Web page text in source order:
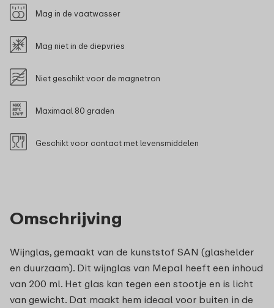
Omschrijving
Wijnglas, gemaakt van de kunststof SAN (glashelder
en duurzaam). Dit wijnglas van Mepal heeft een inhoud
van 200 ml. Het glas kan tegen een stootje en is licht
van gewicht. Dat maakt hem ideaal voor buiten in de
Mag in de vaatwasser
Mag niet in de diepvries
Niet geschikt voor de magnetron
Maximaal 80 graden
Geschikt voor contact met levensmiddelen